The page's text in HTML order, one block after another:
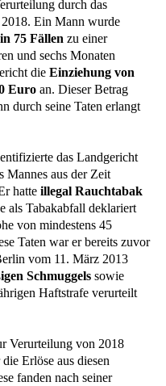
durch das
Ein Mann wurde
75 Fällen zu einer
und sechs Monaten
die Einziehung von
Euro an. Dieser Betrag
durch seine Taten erlangt
das Landgericht
Mannes aus der Zeit
hatte illegal Rauchtabak
als Tabakabfall deklariert
von mindestens 45
Taten war er bereits zuvor
vom 11. März 2013
Schmuggels sowie
Haftstrafe verurteilt
Verurteilung von 2018
Erlöse aus diesen
fanden nach seiner